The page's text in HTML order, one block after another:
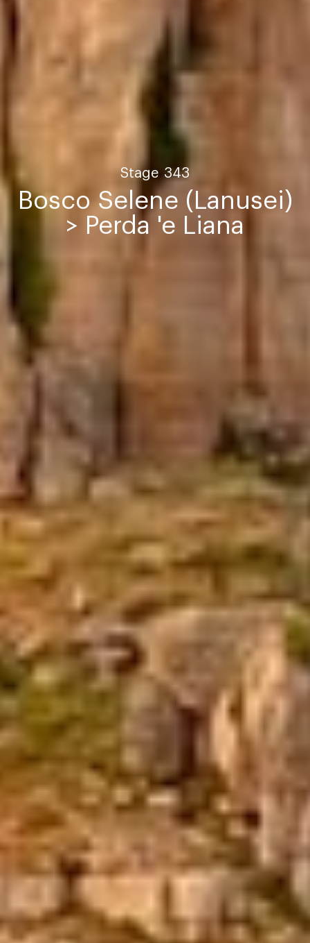
Stage 343
Bosco Selene (Lanusei)
> Perda 'e Liana